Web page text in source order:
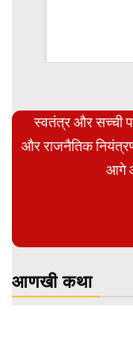
स्वतंत्र और सच्ची
और राजनैतिक
आगे
आणखी कथा